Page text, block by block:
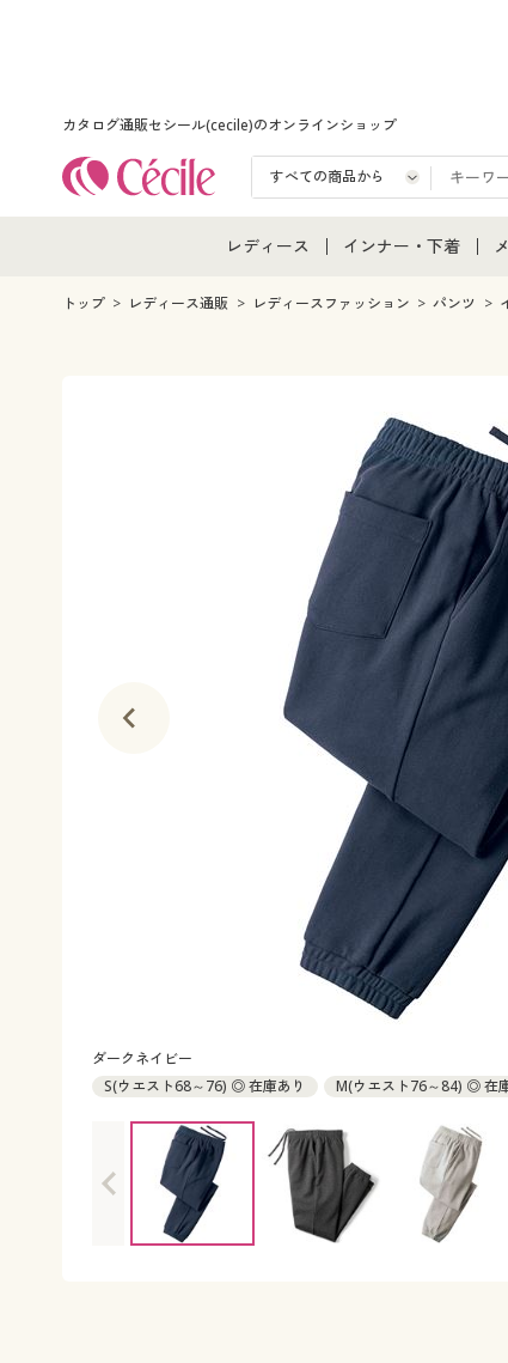
カタログ通販セシール(cecile)のオンラインショップ
レディース
レディース通販すべて
インナー・下着
インナー・下着通販
メンズ下着
ジュニア・ティーン
トップ レディース通販 レディースファッション パンツ
ダークネイビー
S(ウエスト68～76) ◎ 在庫あり
M(ウエスト76～84) ◎ 在
5L(ウエスト110～120) ◎ 在庫あり
7L(ウエスト122～